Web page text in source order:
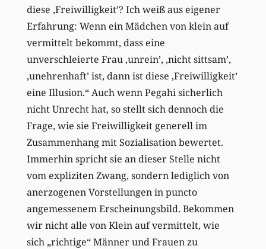
diese ‚Freiwilligkeit’? Ich weiß aus eigener
Erfahrung: Wenn ein Mädchen von klein auf
vermittelt bekommt, dass eine
unverschleierte Frau ‚unrein’, ‚nicht sittsam’,
‚unehrenhaft’ ist, dann ist diese ‚Freiwilligkeit’
eine Illusion.“ Auch wenn Pegahi sicherlich
nicht Unrecht hat, so stellt sich dennoch die
Frage, wie sie Freiwilligkeit generell im
Zusammenhang mit Sozialisation bewertet.
Immerhin spricht sie an dieser Stelle nicht
vom expliziten Zwang, sondern lediglich von
anerzogenen Vorstellungen in puncto
angemessenem Erscheinungsbild. Bekommen
wir nicht alle von Klein auf vermittelt, wie
sich „richtige“ Männer und Frauen zu